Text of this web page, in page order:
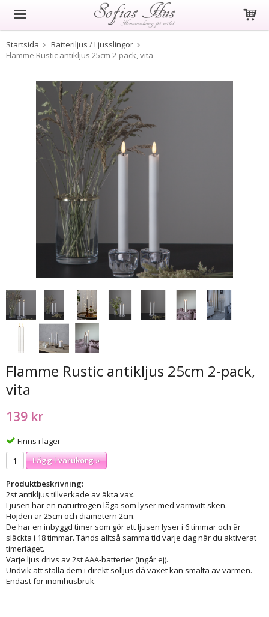
Produkten har blivit tillagd i varukorgen
Startsida
Batteriljus / Ljusslingor
Flamme Rustic antikljus 25cm 2-pack, vita
Flamme Rustic antikljus 25cm 2-pack,
vita
139 kr
Finns i lager
Lägg i varukorg »
Produktbeskrivning:
2st antikljus tillverkade av äkta vax.
Ljusen har en naturtrogen låga som lyser med varmvitt sken.
Höjden är 25cm och diametern 2cm.
De har en inbyggd timer som gör att ljusen lyser i 6 timmar och är
släckta i 18 timmar. Tänds alltså samma tid varje dag när du aktiverat
timerläget.
Varje ljus drivs av 2st AAA-batterier (ingår ej).
Undvik att ställa dem i direkt solljus då vaxet kan smälta av värmen.
Endast för inomhusbruk.